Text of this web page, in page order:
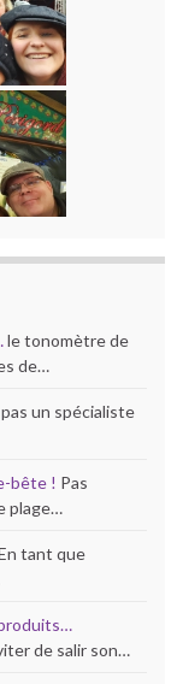
le tonomètre de
de…
un spécialiste
bête ! Pas
plage…
tant que
de salir son…